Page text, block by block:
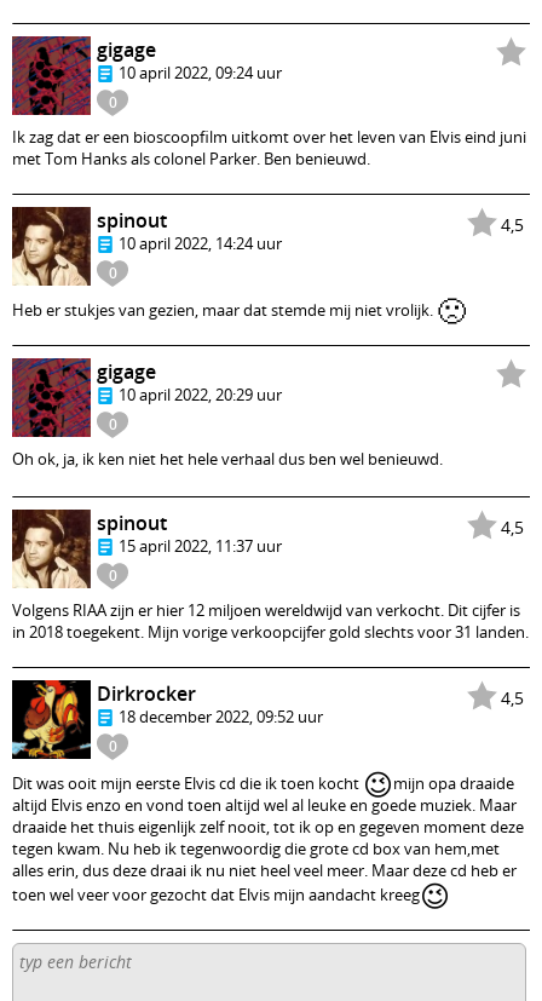
0
gigage
10 april 2022, 09:24 uur
Ik zag dat er een bioscoopfilm uitkomt over het leven van Elvis eind juni
met Tom Hanks als colonel Parker. Ben benieuwd.
4,5
0
spinout
10 april 2022, 14:24 uur
Heb er stukjes van gezien, maar dat stemde mij niet vrolijk. 🙁
0
gigage
10 april 2022, 20:29 uur
Oh ok, ja, ik ken niet het hele verhaal dus ben wel benieuwd.
4,5
0
spinout
15 april 2022, 11:37 uur
Volgens RIAA zijn er hier 12 miljoen wereldwijd van verkocht. Dit cijfer is
in 2018 toegekent. Mijn vorige verkoopcijfer gold slechts voor 31 landen.
4,5
0
Dirkrocker
18 december 2022, 09:52 uur
Dit was ooit mijn eerste Elvis cd die ik toen kocht 😉mijn opa draaide
altijd Elvis enzo en vond toen altijd wel al leuke en goede muziek. Maar
draaide het thuis eigenlijk zelf nooit, tot ik op en gegeven moment deze
tegen kwam. Nu heb ik tegenwoordig die grote cd box van hem,met
alles erin, dus deze draai ik nu niet heel veel meer. Maar deze cd heb er
toen wel veer voor gezocht dat Elvis mijn aandacht kreeg😉